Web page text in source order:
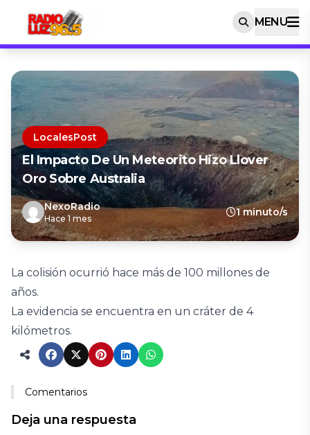
MENU
LocalesPost
El Impacto De Un Meteorito Hizo Llover
Oro Sobre Australia
NexoRadio
Hace 1 mes
1 minuto/s
La colisión ocurrió hace más de 100 millones de
años.
La evidencia se encuentra en un cráter de 4
kilómetros.
Comentarios
Deja una respuesta